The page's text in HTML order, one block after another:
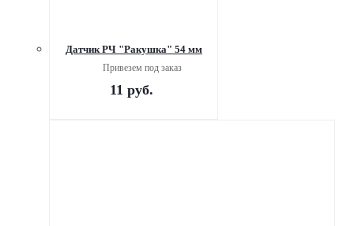
Датчик РЧ "Ракушка" 54 мм
Привезем под заказ
11 руб.